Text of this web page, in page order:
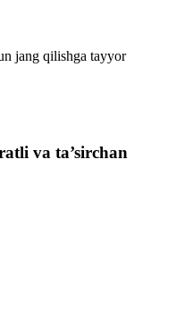
jang qilishga tayyor
va ta’sirchan